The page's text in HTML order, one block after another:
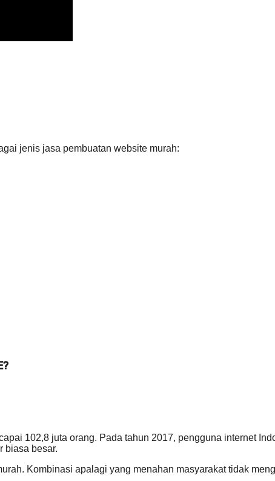
jenis jasa pembuatan website murah:
102,8 juta orang. Pada tahun 2017, pengguna internet
biasa besar.
Kombinasi apalagi yang menahan masyarakat tidak